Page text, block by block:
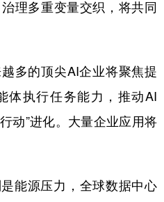
量子 体育
图片 政务
金融 汽车
信息化 数字经济
能源 会展
理多重变量交织，将共同
多的顶尖AI企业将聚焦提
体执行任务能力，推动AI
动”进化。大量企业应用将
能源压力，全球数据中心